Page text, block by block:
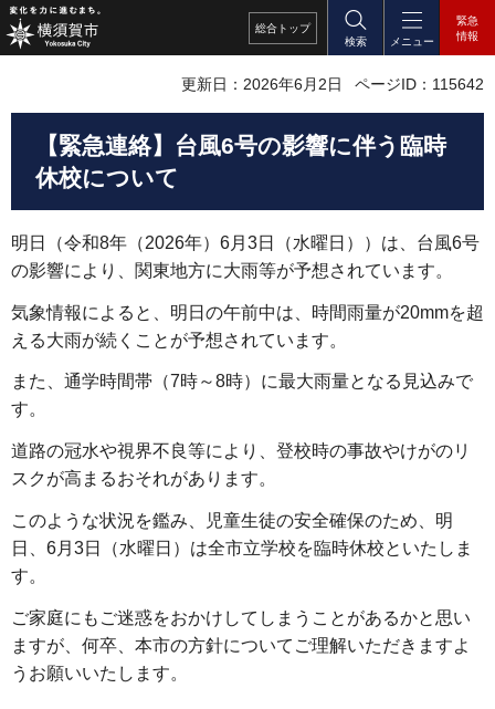
総合 トップ
検索
メニュー
緊急
情報
更新日：2026年6月2日 ページID：115642
【緊急連絡】台風6号の影響に伴う臨時
休校について
明日（令和8年（2026年）6月3日（水曜日））は、台風6号
の影響により、関東地方に大雨等が予想されています。
気象情報によると、明日の午前中は、時間雨量が20mmを超
える大雨が続くことが予想されています。
また、通学時間帯（7時～8時）に最大雨量となる見込みで
す。
道路の冠水や視界不良等により、登校時の事故やけがのリ
スクが高まるおそれがあります。
このような状況を鑑み、児童生徒の安全確保のため、明
日、6月3日（水曜日）は全市立学校を臨時休校といたしま
す。
ご家庭にもご迷惑をおかけしてしまうことがあるかと思い
ますが、何卒、本市の方針についてご理解いただきますよ
うお願いいたします。